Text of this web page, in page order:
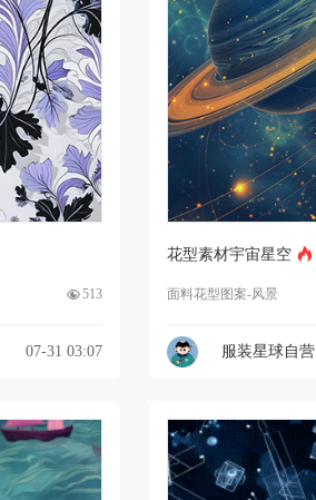
513
07-31 03:07
花型素材宇宙星空
面料花型图案-风景
服装星球自营